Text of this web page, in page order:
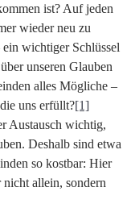
ist? Auf jeden
wieder neu zu
wichtiger Schlüssel
unseren Glauben
alles Mögliche –
uns erfüllt?[1]
Austausch wichtig,
Deshalb sind etwa
so kostbar: Hier
allein, sondern